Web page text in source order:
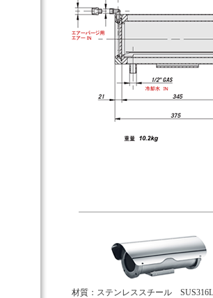
材質：ステンレススチール SUS316L